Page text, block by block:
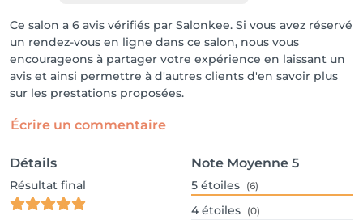
Ce salon a 6 avis vérifiés par Salonkee. Si vous avez réservé
un rendez-vous en ligne dans ce salon, nous vous
encourageons à partager votre expérience en laissant un
avis et ainsi permettre à d'autres clients d'en savoir plus
sur les prestations proposées.
Écrire un commentaire
Détails
Résultat final
Note Moyenne 5
5 étoiles (6)
4 étoiles (0)